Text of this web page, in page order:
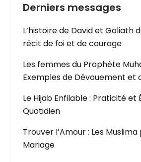
Derniers messages
L’histoire de David et Goliath
récit de foi et de courage
Les femmes du Prophète
Exemples de Dévouement et
Le Hijab Enfilable : Praticité et
Quotidien
Trouver l’Amour : Les
Mariage